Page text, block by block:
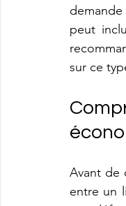
peut
sur ce
Avant de
entre un